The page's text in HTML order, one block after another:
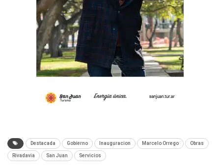
Destacada Gobierno Inauguracion Marcelo Orrego Obras
Rivadavia San Juan Servicios